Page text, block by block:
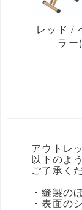
レッド /
ラー
アウトレ
以下のよ
ご了承く
・縫製の
・表面の